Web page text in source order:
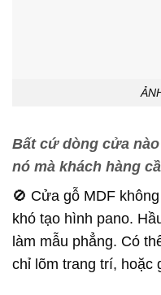
Bất cứ dòng cửa
nó mà khách hàng
🚫 Cửa gỗ MDF
khó tạo hình pano.
làm mẫu phẳng. Có
chỉ lõm trang trí, hoặc